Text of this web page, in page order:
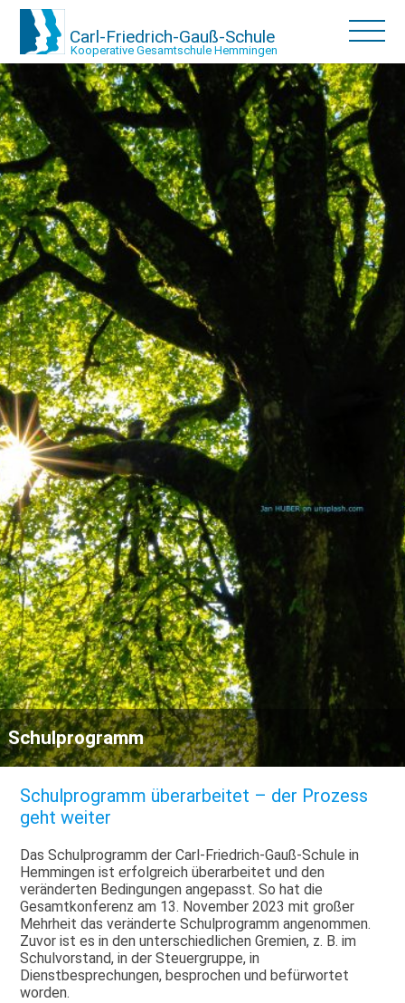
Carl-Friedrich-Gauß-Schule
Kooperative Gesamtschule Hemmingen
Schulprogramm
Schulprogramm überarbeitet – der Prozess
geht weiter
Das Schulprogramm der Carl-Friedrich-Gauß-Schule in
Hemmingen ist erfolgreich überarbeitet und den
veränderten Bedingungen angepasst. So hat die
Gesamtkonferenz am 13. November 2023 mit großer
Mehrheit das veränderte Schulprogramm angenommen.
Zuvor ist es in den unterschiedlichen Gremien, z. B. im
Schulvorstand, in der Steuergruppe, in
Dienstbesprechungen, besprochen und befürwortet
worden.